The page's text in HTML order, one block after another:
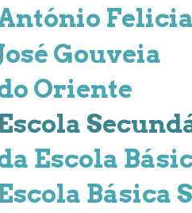
Gouveia
Oriente
Escola
Básica